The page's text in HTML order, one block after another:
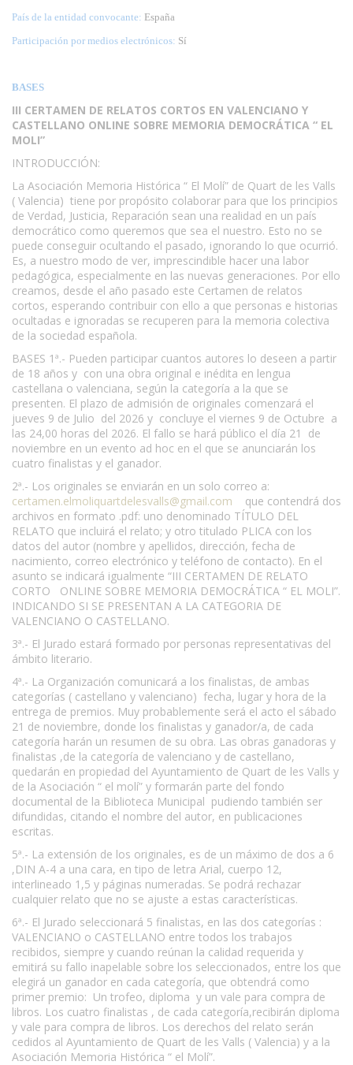
País de la entidad convocante: España
Participación por medios electrónicos: Sí
BASES
III CERTAMEN DE RELATOS CORTOS EN VALENCIANO Y
CASTELLANO ONLINE SOBRE MEMORIA DEMOCRÁTICA “ EL
MOLI”
INTRODUCCIÓN:
La Asociación Memoria Histórica “ El Molí” de Quart de les Valls
( Valencia) tiene por propósito colaborar para que los principios
de Verdad, Justicia, Reparación sean una realidad en un país
democrático como queremos que sea el nuestro. Esto no se
puede conseguir ocultando el pasado, ignorando lo que ocurrió.
Es, a nuestro modo de ver, imprescindible hacer una labor
pedagógica, especialmente en las nuevas generaciones. Por ello
creamos, desde el año pasado este Certamen de relatos
cortos, esperando contribuir con ello a que personas e historias
ocultadas e ignoradas se recuperen para la memoria colectiva
de la sociedad española.
BASES 1ª.- Pueden participar cuantos autores lo deseen a partir
de 18 años y con una obra original e inédita en lengua
castellana o valenciana, según la categoría a la que se
presenten. El plazo de admisión de originales comenzará el
jueves 9 de Julio del 2026 y concluye el viernes 9 de Octubre a
las 24,00 horas del 2026. El fallo se hará público el día 21 de
noviembre en un evento ad hoc en el que se anunciarán los
cuatro finalistas y el ganador.
2ª.- Los originales se enviarán en un solo correo a:
certamen.elmoliquartdelesvalls@gmail.com que contendrá dos
archivos en formato .pdf: uno denominado TÍTULO DEL
RELATO que incluirá el relato; y otro titulado PLICA con los
datos del autor (nombre y apellidos, dirección, fecha de
nacimiento, correo electrónico y teléfono de contacto). En el
asunto se indicará igualmente “III CERTAMEN DE RELATO
CORTO ONLINE SOBRE MEMORIA DEMOCRÁTICA “ EL MOLI”.
INDICANDO SI SE PRESENTAN A LA CATEGORIA DE
VALENCIANO O CASTELLANO.
3ª.- El Jurado estará formado por personas representativas del
ámbito literario.
4ª.- La Organización comunicará a los finalistas, de ambas
categorías ( castellano y valenciano) fecha, lugar y hora de la
entrega de premios. Muy probablemente será el acto el sábado
21 de noviembre, donde los finalistas y ganador/a, de cada
categoría harán un resumen de su obra. Las obras ganadoras y
finalistas ,de la categoría de valenciano y de castellano,
quedarán en propiedad del Ayuntamiento de Quart de les Valls y
de la Asociación “ el molí” y formarán parte del fondo
documental de la Biblioteca Municipal pudiendo también ser
difundidas, citando el nombre del autor, en publicaciones
escritas.
5ª.- La extensión de los originales, es de un máximo de dos a 6
,DIN A-4 a una cara, en tipo de letra Arial, cuerpo 12,
interlineado 1,5 y páginas numeradas. Se podrá rechazar
cualquier relato que no se ajuste a estas características.
6ª.- El Jurado seleccionará 5 finalistas, en las dos categorías :
VALENCIANO o CASTELLANO entre todos los trabajos
recibidos, siempre y cuando reúnan la calidad requerida y
emitirá su fallo inapelable sobre los seleccionados, entre los que
elegirá un ganador en cada categoría, que obtendrá como
primer premio: Un trofeo, diploma y un vale para compra de
libros. Los cuatro finalistas , de cada categoría,recibirán diploma
y vale para compra de libros. Los derechos del relato serán
cedidos al Ayuntamiento de Quart de les Valls ( Valencia) y a la
Asociación Memoria Histórica “ el Molí”.